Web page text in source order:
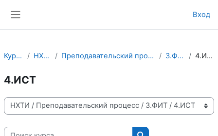
Вход
Курсы НХТИ Преподавательский процесс 3.ФИТ 4.ИСТ
4.ИСТ
Категории курсов
Поиск курса